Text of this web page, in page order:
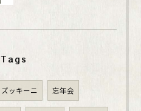
Tags
ズッキーニ 忘年会